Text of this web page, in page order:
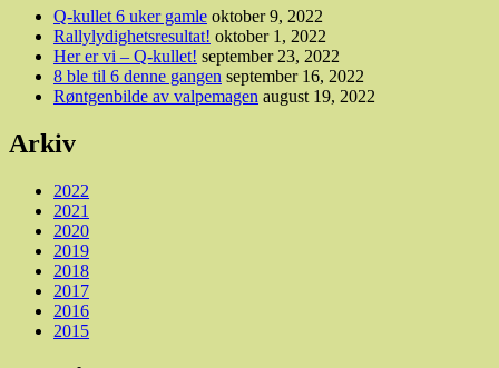
Q-kullet 6 uker gamle oktober 9, 2022
Rallylydighetsresultat! oktober 1, 2022
Her er vi – Q-kullet! september 23, 2022
8 ble til 6 denne gangen september 16, 2022
Røntgenbilde av valpemagen august 19, 2022
Arkiv
2022
2021
2020
2019
2018
2017
2016
2015